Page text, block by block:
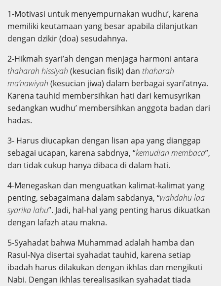
1-Motivasi untuk menyempurnakan wudhu’, karena
memiliki keutamaan yang besar apabila dilanjutkan
dengan dzikir (doa) sesudahnya.
2-Hikmah syari’ah dengan menjaga harmoni antara
thaharah hissiyah (kesucian fisik) dan thaharah
ma’nawiyah (kesucian jiwa) dalam berbagai syari’atnya.
Karena tauhid membersihkan hati dari kemusyrikan
sedangkan wudhu’ membersihkan anggota badan dari
hadas.
3- Harus diucapkan dengan lisan apa yang dianggap
sebagai ucapan, karena sabdnya, “kemudian membaca”,
dan tidak cukup hanya dibaca di dalam hati.
4-Menegaskan dan menguatkan kalimat-kalimat yang
penting, sebagaimana dalam sabdanya, “wahdahu laa
syarika lahu”. Jadi, hal-hal yang penting harus dikuatkan
dengan lafazh atau makna.
5-Syahadat bahwa Muhammad adalah hamba dan
Rasul-Nya disertai syahadat tauhid, karena setiap
ibadah harus dilakukan dengan ikhlas dan mengikuti
Nabi. Dengan ikhlas terealisasikan syahadat tiada